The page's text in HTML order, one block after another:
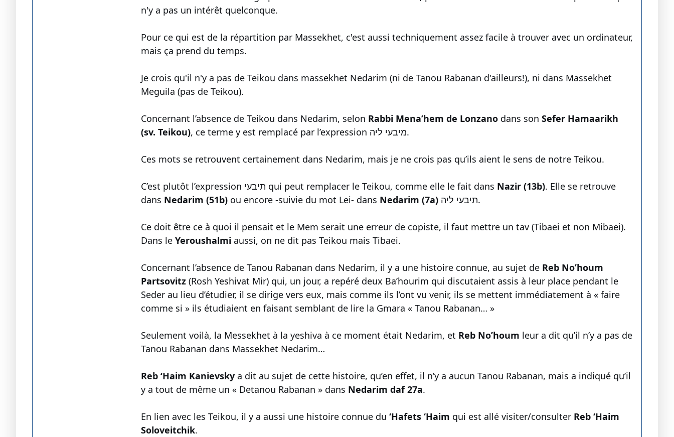
n'y a pas un intérêt quelconque.
Pour ce qui est de la répartition par Massekhet, c'est aussi techniquement assez facile à trouver avec un ordinateur,
mais ça prend du temps.
Je crois qu'il n'y a pas de Teikou dans massekhet Nedarim (ni de Tanou Rabanan d'ailleurs!), ni dans Massekhet
Meguila (pas de Teikou).
Concernant l’absence de Teikou dans Nedarim, selon Rabbi Mena’hem de Lonzanodans son Sefer Hamaarikh
(sv. Teikou)
, ce terme y est remplacé par l’expression מיבעי ליה.
Ces mots se retrouvent certainement dans Nedarim, mais je ne crois pas qu’ils aient le sens de notre Teikou.
C’est plutôt l’expression תיבעי qui peut remplacer le Teikou, comme elle le fait dans Nazir (13b). Elle se retrouve
dans Nedarim (51b)ou encore -suivie du mot Lei- dans Nedarim (7a) תיבעי ליה.
Ce doit être ce à quoi il pensait et le Mem serait une erreur de copiste, il faut mettre un tav (Tibaei et non Mibaei).
Dans le Yeroushalmi aussi, on ne dit pas Teikou mais Tibaei.
Concernant l’absence de Tanou Rabanan dans Nedarim, il y a une histoire connue, au sujet de Reb No’houm
Partsovitz(Rosh Yeshivat Mir) qui, un jour, a repéré deux Ba’hourim qui discutaient assis à leur place pendant le
Seder au lieu d’étudier, il se dirige vers eux, mais comme ils l’ont vu venir, ils se mettent immédiatement à « faire
comme si » ils étudiaient en faisant semblant de lire la Gmara « Tanou Rabanan… »
Seulement voilà, la Messekhet à la yeshiva à ce moment était Nedarim, et Reb No’houm leur a dit qu’il n’y a pas de
Tanou Rabanan dans Massekhet Nedarim…
Reb ‘Haim Kanievskya dit au sujet de cette histoire, qu’en effet, il n’y a aucun Tanou Rabanan, mais a indiqué qu’il
y a tout de même un « Detanou Rabanan » dans Nedarim daf 27a.
En lien avec les Teikou, il y a aussi une histoire connue du ‘Hafets ‘Haim qui est allé visiter/consulter Reb ‘Haim
Soloveitchik.